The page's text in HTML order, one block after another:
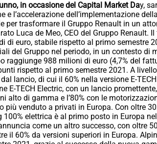
in occasione del Capital Market Day,
e l’accelerazione dell’implementazione
per trasformare il Gruppo Renault in un
Luca de Meo, CEO del Gruppo Renault.
di euro, stabile rispetto al primo semestre
del Gruppo nel periodo, in un contesto di
raggiunge 988 milioni di euro (4,7% del
rispetto al primo semestre 2021. A
lancio, di cui il 60% nella versione E-
E-TECH Electric, con un lancio
alto di gamma e l’80% con le
più venduto a privati in Europa. Con oltre
100% elettrica è al primo posto in Europa
come un altro successo, con oltre
il 60% da versioni superiori in Europa.